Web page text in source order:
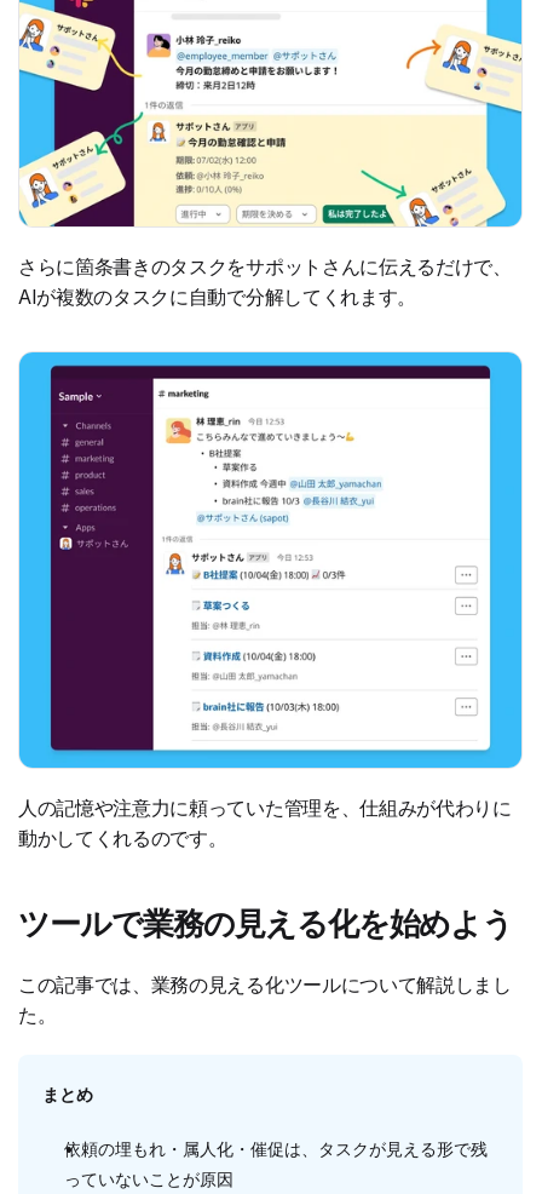
さらに箇条書きのタスクをサポットさんに伝えるだけで、
AIが複数のタスクに自動で分解してくれます。
人の記憶や注意力に頼っていた管理を、仕組みが代わりに
動かしてくれるのです。
ツールで業務の見える化を始めよう
この記事では、業務の見える化ツールについて解説しまし
た。
まとめ
依頼の埋もれ・属人化・催促は、タスクが見える形で残
っていないことが原因